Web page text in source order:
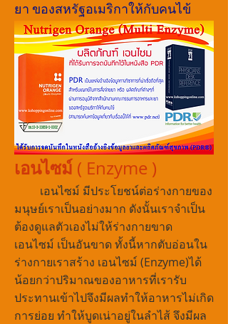
ยา ของสหรัฐอเมริกาให้กับคนไข้
เอนไซม์ ( Enzyme )
เอนไซม์ มีประโยชน์ต่อร่างกายของ
มนุษย์เราเป็นอย่างมาก ดังนั้นเราจำเป็น
ต้องดูแลตัวเองไม่ให้ร่างกายขาด
เอนไซม์ เป็นอันขาด ทั้งนี้หากตับอ่อนใน
ร่างกายเราสร้าง เอนไซม์ (Enzyme)ได้
น้อยกว่าปริมาณของอาหารที่เรารับ
ประทานเข้าไปจึงมีผลทำให้อาหารไม่เกิด
การย่อย ทำให้บูดเน่าอยู่ในลำไส้ จึงมีผล